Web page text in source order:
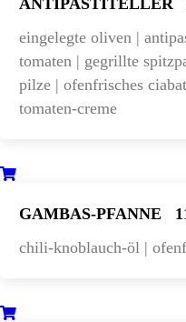
eingelegte oliven |
tomaten | gegrillte
pilze | ofenfrisches
tomaten-creme
GAMBAS-PFANNE
chili-knoblauch-öl |